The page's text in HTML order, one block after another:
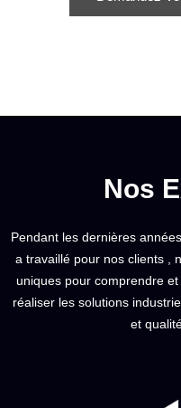
Nos
Pendant les dernières
a travaillé pour nos clients ,
uniques pour comprendre
réaliser les solutions
et